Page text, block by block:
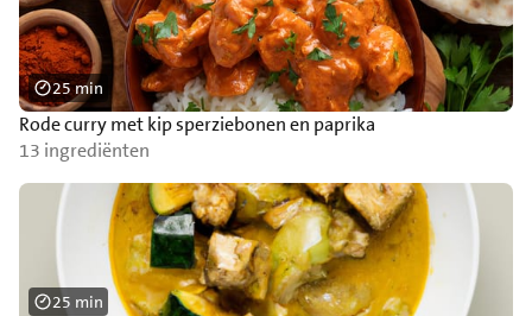
Rode curry met kip sperziebonen en paprika
13 ingrediënten
25 min
25 min